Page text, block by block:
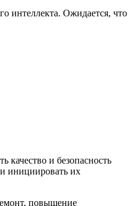
интеллекта. Ожидается, что
качество и безопасность
инициировать их
повышение